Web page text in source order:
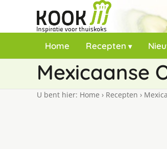
Home Recepten
Mexicaanse
U bent hier: Home › Recepten ›